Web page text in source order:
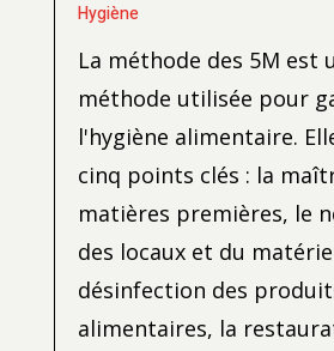
Hygiène
La méthode des 5M est
méthode utilisée pour
l'hygiène alimentaire.
cinq points clés : la
matières premières, le
des locaux et du
désinfection des
alimentaires, la